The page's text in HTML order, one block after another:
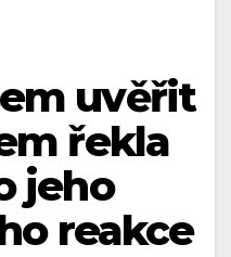
uvěřit
řekla
jeho
reakce